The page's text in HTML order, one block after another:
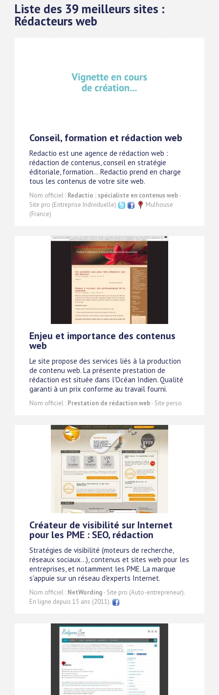
Liste des 39 meilleurs sites :
Rédacteurs web
Conseil, formation et rédaction web
Redactio est une agence de rédaction web :
rédaction de contenus, conseil en stratégie
éditoriale, formation... Redactio prend en charge
tous les contenus de votre site web.
Nom officiel : Redactio : spécialiste en contenus web-
Site pro (Entreprise Individuelle)
Mulhouse
(France)
Enjeu et importance des contenus
web
Le site propose des services liés à la production
de contenu web. La présente prestation de
rédaction est située dans l'Océan Indien. Qualité
garanti à un prix conforme au travail fourni.
Nom officiel : Prestation de rédaction web- Site perso
Créateur de visibilité sur Internet
pour les PME : SEO, rédaction
Stratégies de visibilité (moteurs de recherche,
réseaux sociaux...), contenus et sites web pour les
entreprises, et notamment les PME. La marque
s'appuie sur un réseau d'experts Internet.
Nom officiel : NetWording- Site pro (Auto-entrepreneur).
En ligne depuis 15 ans (2011).